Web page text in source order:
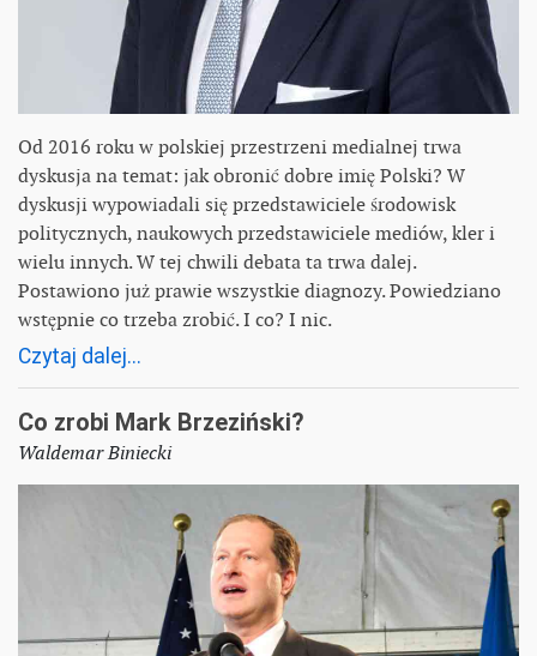
Od 2016 roku w polskiej przestrzeni medialnej trwa
dyskusja na temat: jak obronić dobre imię Polski? W
dyskusji wypowiadali się przedstawiciele środowisk
politycznych, naukowych przedstawiciele mediów, kler i
wielu innych. W tej chwili debata ta trwa dalej.
Postawiono już prawie wszystkie diagnozy. Powiedziano
wstępnie co trzeba zrobić. I co? I nic.
Czytaj dalej...
Co zrobi Mark Brzeziński?
Waldemar Biniecki